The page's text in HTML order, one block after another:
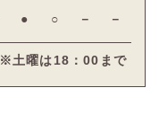
● ○ － －
※土曜は18：00まで